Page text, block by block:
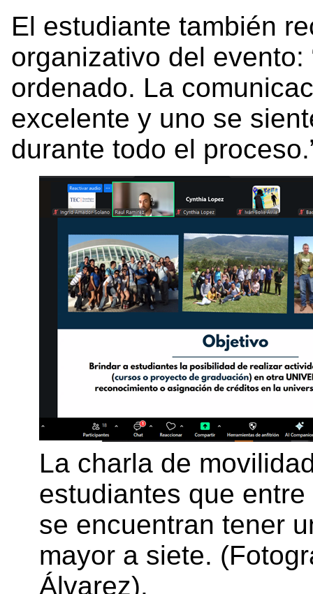
El estudiante también
organizativo del evento:
ordenado. La
excelente y uno se
durante todo el
La charla de
estudiantes que
se encuentran tener
mayor a siete.
Álvarez).